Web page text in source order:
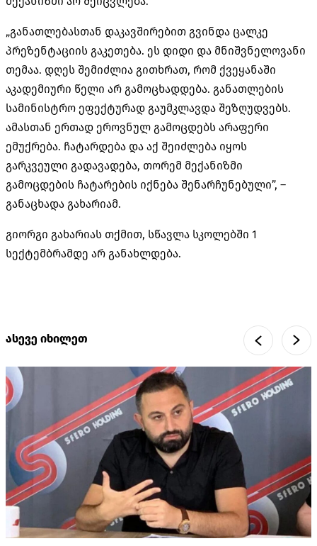
„განათლებასთან დაკავშირებით გვინდა ცალკე
პრეზენტაციის გაკეთება. ეს დიდი და მნიშვნელოვანი
თემაა. დღეს შემიძლია გითხრათ, რომ ქვეყანაში
აკადემიური წელი არ გამოცხადდება. განათლების
სამინისტრო ეფექტურად გაუმკლავდა შეზღუდვებს.
ამასთან ერთად ეროვნულ გამოცდებს არაფერი
ემუქრება. ჩატარდება და აქ შეიძლება იყოს
გარკვეული გადავადება, თორემ მექანიზმი
გამოცდების ჩატარების იქნება შენარჩუნებული”, –
განაცხადა გახარიამ.
გიორგი გახარიას თქმით, სწავლა სკოლებში 1
სექტემბრამდე არ განახლდება.
ასევე იხილეთ